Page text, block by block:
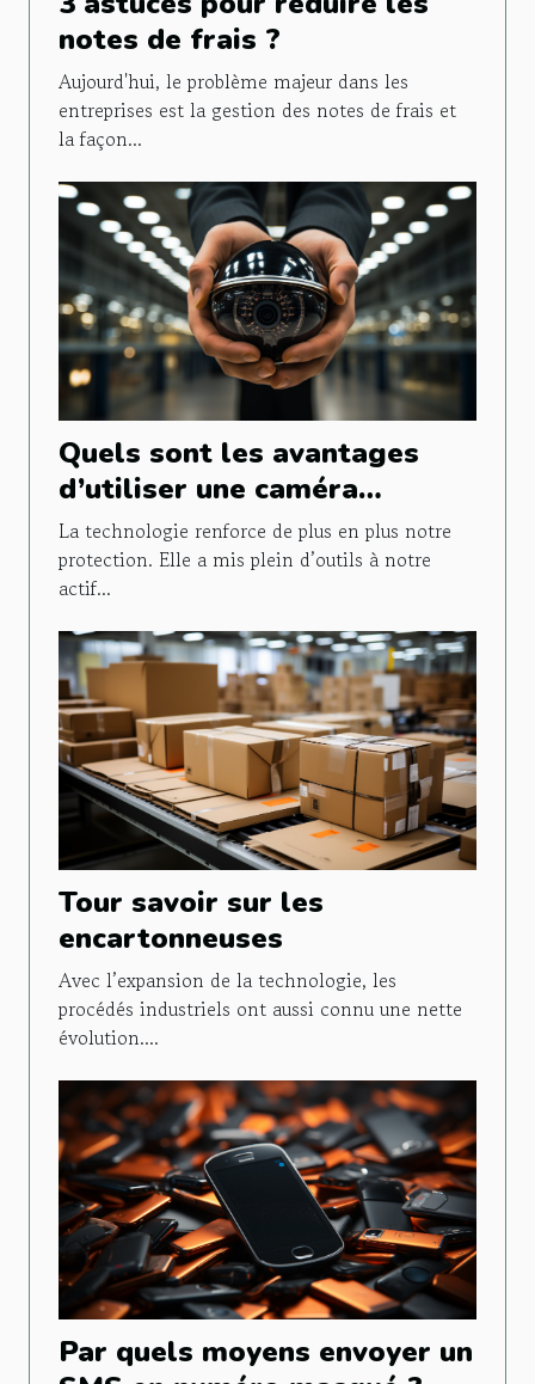
notes de frais ?
Aujourd'hui, le problème majeur dans les
entreprises est la gestion des notes de frais et
la façon...
Quels sont les avantages
d’utiliser une caméra
espion ?
La technologie renforce de plus en plus notre
protection. Elle a mis plein d’outils à notre
actif...
Tour savoir sur les
encartonneuses
Avec l’expansion de la technologie, les
procédés industriels ont aussi connu une nette
évolution....
Par quels moyens envoyer un